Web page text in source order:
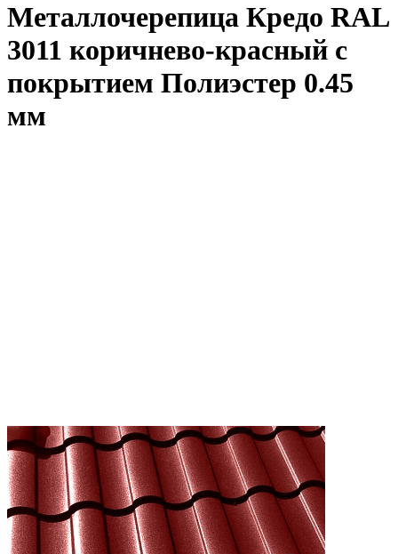
Металлочерепица Кредо RAL
3011 коричнево-красный с
покрытием Полиэстер 0.45
мм